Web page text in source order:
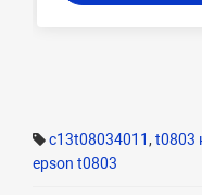
c13t08034011, t0803
epson t0803